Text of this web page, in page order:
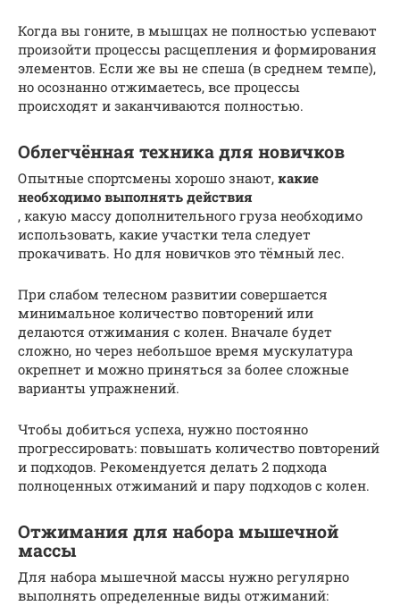
Когда вы гоните, в мышцах не полностью успевают
произойти процессы расщепления и формирования
элементов. Если же вы не спеша (в среднем темпе),
но осознанно отжимаетесь, все процессы
происходят и заканчиваются полностью.
Облегчённая техника для новичков
Опытные спортсмены хорошо знают, какие
необходимо выполнять действия
, какую массу дополнительного груза необходимо
использовать, какие участки тела следует
прокачивать. Но для новичков это тёмный лес.
При слабом телесном развитии совершается
минимальное количество повторений или
делаются отжимания с колен. Вначале будет
сложно, но через небольшое время мускулатура
окрепнет и можно приняться за более сложные
варианты упражнений.
Чтобы добиться успеха, нужно постоянно
прогрессировать: повышать количество повторений
и подходов. Рекомендуется делать 2 подхода
полноценных отжиманий и пару подходов с колен.
Отжимания для набора мышечной
массы
Для набора мышечной массы нужно регулярно
выполнять определенные виды отжиманий: